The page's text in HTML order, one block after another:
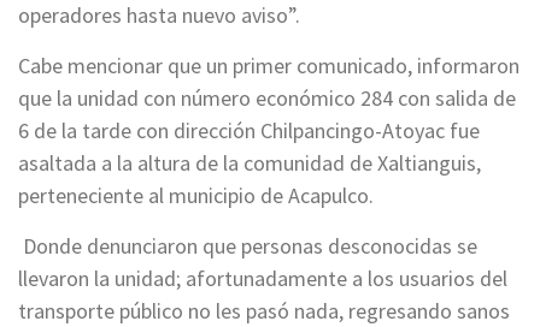
operadores hasta nuevo aviso”.
Cabe mencionar que un primer comunicado, informaron
que la unidad con número económico 284 con salida de
6 de la tarde con dirección Chilpancingo-Atoyac fue
asaltada a la altura de la comunidad de Xaltianguis,
perteneciente al municipio de Acapulco.
Donde denunciaron que personas desconocidas se
llevaron la unidad; afortunadamente a los usuarios del
transporte público no les pasó nada, regresando sanos